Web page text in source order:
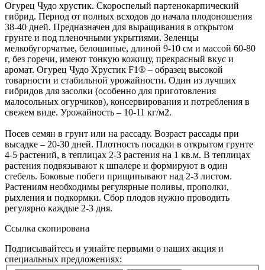
Огурец Чудо хрустик. Cкороспелый партенокарпический
гибрид. Период от полных всходов до начала плодоношения
38-40 дней. Предназначен для выращивания в открытом
грунте и под пленочными укрытиями. Зеленцы
мелкобугорчатые, белошипые, длиной 9-10 см и массой 60-80
г, без горечи, имеют тонкую кожицу, прекрасный вкус и
аромат. Огурец Чудо Хрустик F1® – образец высокой
товарности и стабильной урожайности. Один из лучших
гибридов для засолки (особенно для приготовления
малосольных огурчиков), консервирования и потребления в
свежем виде. Урожайность – 10-11 кг/м2.
Посев семян в грунт или на рассаду. Возраст рассады при
высадке – 20-30 дней. Плотность посадки в открытом грунте
4-5 растений, в теплицах 2-3 растения на 1 кв.м. В теплицах
растения подвязывают к шпалере и формируют в один
стебель. Боковые побеги прищипывают над 2-3 листом.
Растениям необходимы регулярные поливы, прополки,
рыхления и подкормки. Сбор плодов нужно проводить
регулярно каждые 2-3 дня.
Ссылка скопирована
Подписывайтесь и узнайте первыми о наших акция и
специальных предложениях: